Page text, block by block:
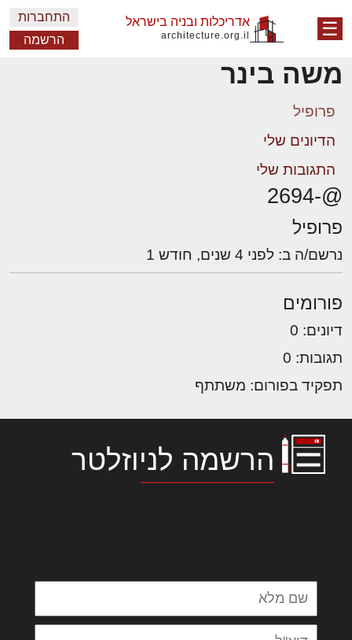
☰ אדריכלות ובניה בישראל
architecture.org.il
התחברות
הרשמה
משה בינר
פרופיל
הדיונים שלי
התגובות שלי
@-2694
פרופיל
נרשם/ה ב: לפני 4 שנים, חודש 1
פורומים
דיונים: 0
תגובות: 0
תפקיד בפורום: משתתף
הרשמה לניוזלטר